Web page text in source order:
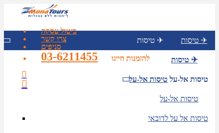
ביטול עסקה
צרו קשר
סניפים
להזמנות חייגו
03-6211455
טיסות ✈ טיסות ✈
טיסות ✈
טיסות אל-על טיסות אל-על
טיסות אל-על
טיסות אל על לדובאי